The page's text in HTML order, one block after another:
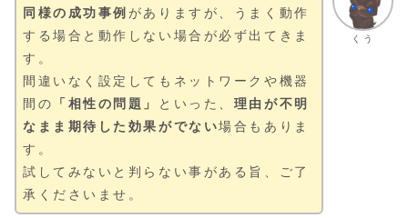
くう
同様の成功事例 がありますが、うまく動作
する場合と動作しない場合が必ず出てきま
す。
間違いなく設定してもネットワークや機器
間の
「相性の問題」 といった、 理由が不明
なまま期待した効果がでない場合もありま
す。
試してみないと判らない事がある旨、ご了
承くださいませ。